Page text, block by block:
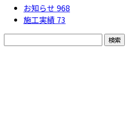
お知らせ 968
施工実績 73